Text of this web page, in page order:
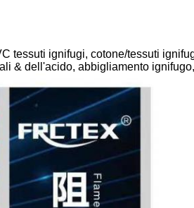
tessuti ignifugi, cotone/tessuti
& dell'acido, abbigliamento